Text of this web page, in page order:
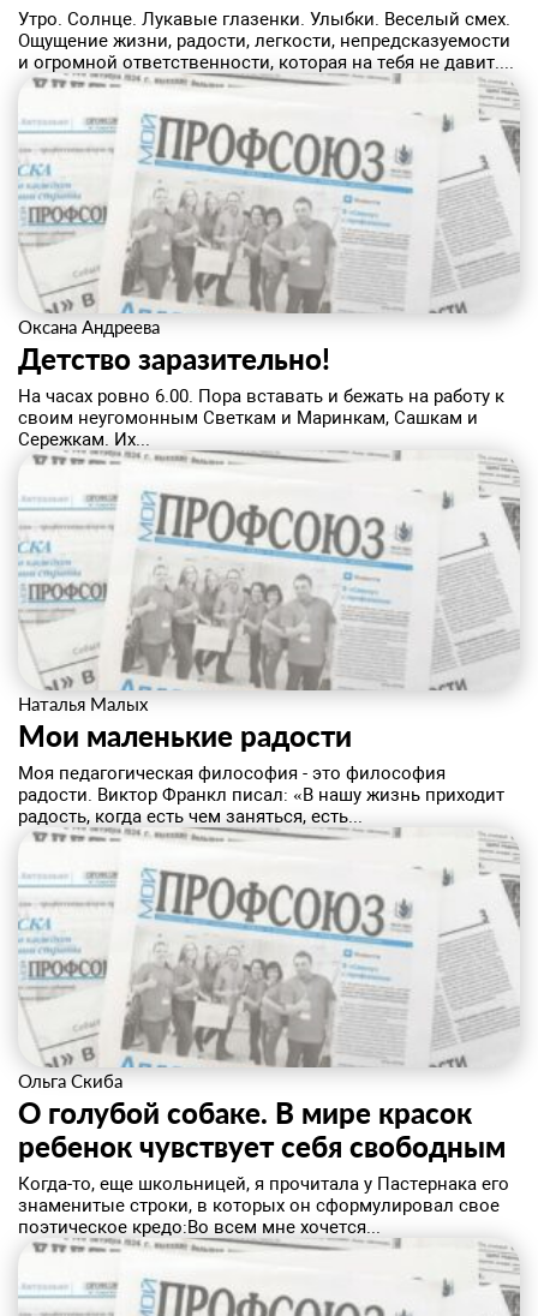
Утро. Солнце. Лукавые глазенки. Улыбки. Веселый смех.
Ощущение жизни, радости, легкости, непредсказуемости
и огромной ответственности, которая на тебя не давит....
Оксана Андреева
Детство заразительно!
На часах ровно 6.00. Пора вставать и бежать на работу к
своим неугомонным Светкам и Маринкам, Сашкам и
Сережкам. Их...
Наталья Малых
Мои маленькие радости
Моя педагогическая философия - это философия
радости. Виктор Франкл писал: «В нашу жизнь приходит
радость, когда есть чем заняться, есть...
Ольга Скиба
О голубой собаке. В мире красок
ребенок чувствует себя свободным
Когда-то, еще школьницей, я прочитала у Пастернака его
знаменитые строки, в которых он сформулировал свое
поэтическое кредо:Во всем мне хочется...